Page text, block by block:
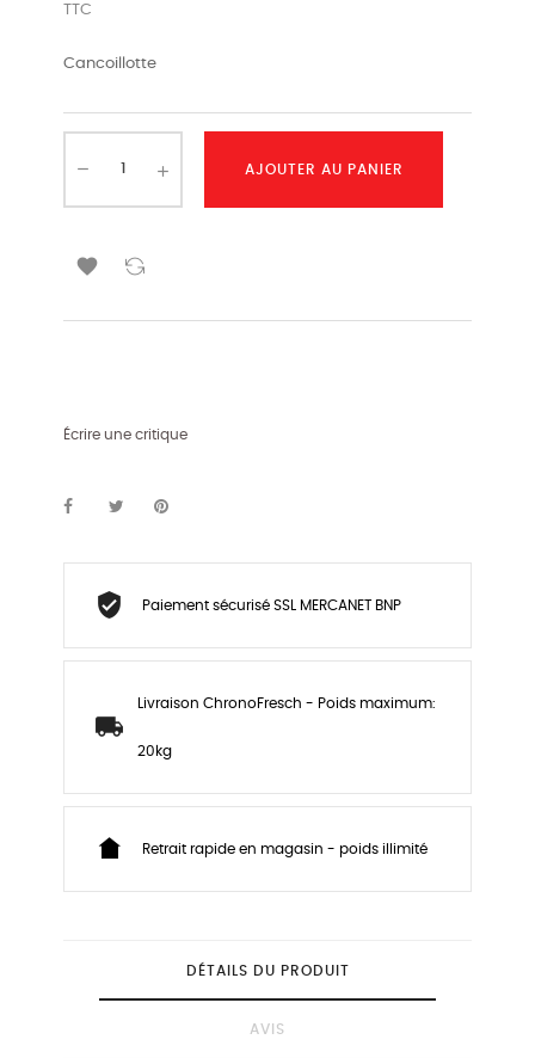
TTC
Cancoillotte
AJOUTER AU PANIER

Écrire une critique
Paiement sécurisé SSL MERCANET BNP
Livraison ChronoFresch - Poids maximum:
20kg
Retrait rapide en magasin - poids illimité
DÉTAILS DU PRODUIT
AVIS